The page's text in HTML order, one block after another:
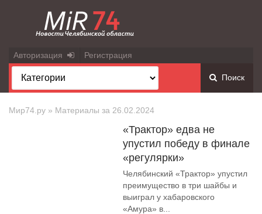
Авторизация Регистрация
Поиск
Мир74.ру » Материалы за 26.02.2024
«Трактор» едва не
упустил победу в финале
«регулярки»
Челябинский «Трактор» упустил
преимущество в три шайбы и
выиграл у хабаровского
«Амура» в...